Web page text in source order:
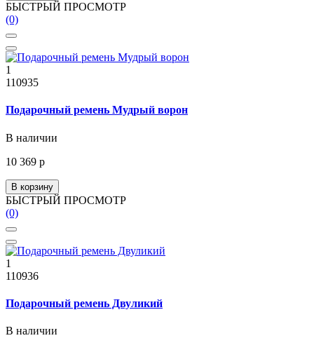
БЫСТРЫЙ ПРОСМОТР
(0)
1
110935
Подарочный ремень Мудрый ворон
В наличии
10 369 р
В корзину
БЫСТРЫЙ ПРОСМОТР
(0)
1
110936
Подарочный ремень Двуликий
В наличии